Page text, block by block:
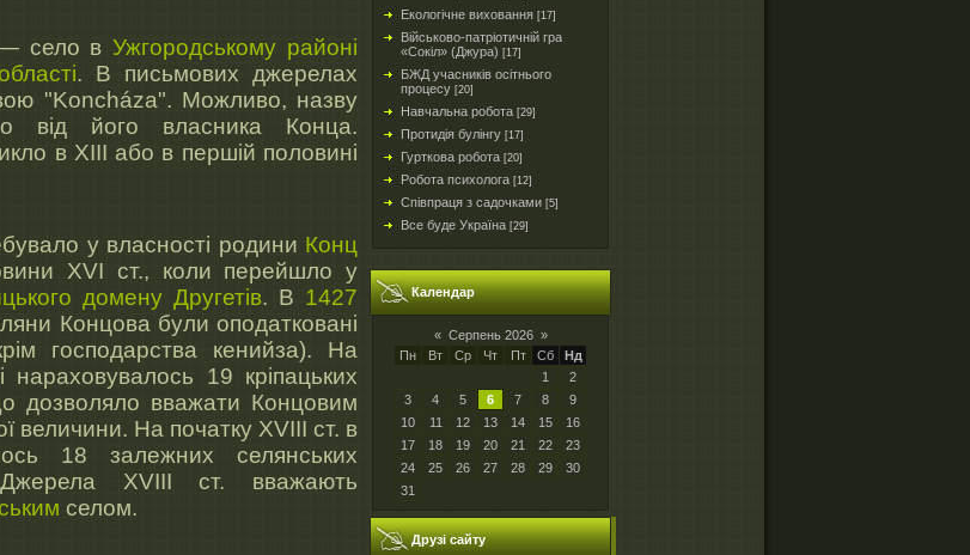
село вУжгородському районі
. В письмових джерелах
"Koncháza". Можливо, назву
від його власника Конца.
в XIII або в першій половині
у власності родини Конц
XVI ст., коли перейшло у
домену Другетів. В 1427
Концова були оподатковані
господарства кенийза). На
нараховувалось 19 кріпацьких
дозволяло вважати Концовим
величини. На початку XVIII ст. в
18 залежних селянських
Джерела XVIII ст. вважають
селом.
Екологічне виховання [17]
Військово-патріотичній гра
«Сокіл» (Джура) [17]
БЖД учасників осітнього
процесу [20]
Навчальна робота [29]
Протидія булінгу [17]
Гурткова робота [20]
Робота психолога [12]
Співпраця з садочками [5]
Все буде Україна [29]
Календар
« Серпень 2026 »
Пн
Вт Ср Чт Пт Сб
Нд
1
2
3
4 5 6 7 8
9
10
11 12 13 14 15
16
17
18 19 20 21 22
23
24
25 26 27 28 29
30
31
Друзі сайту